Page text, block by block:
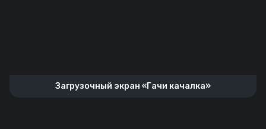
Загрузочный экран «Гачи качалка»